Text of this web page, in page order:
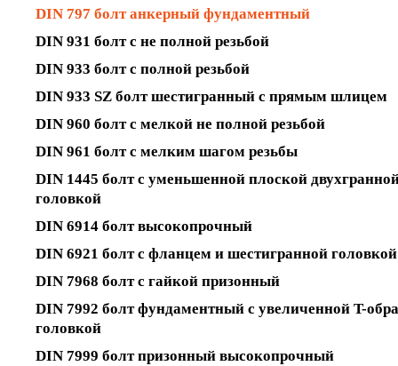
DIN 797 болт анкерный фундаментный
DIN 931 болт с не полной резьбой
DIN 933 болт с полной резьбой
DIN 933 SZ болт шестигранный с прямым шлицем
DIN 960 болт с мелкой не полной резьбой
DIN 961 болт с мелким шагом резьбы
DIN 1445 болт с уменьшенной плоской
головкой
DIN 6914 болт высокопрочный
DIN 6921 болт с фланцем и шестигранной головкой
DIN 7968 болт с гайкой призонный
DIN 7992 болт фундаментный с увеличенной T-
головкой
DIN 7999 болт призонный высокопрочный